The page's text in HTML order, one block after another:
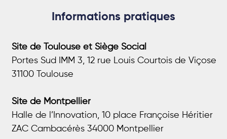
Informations pratiques
Site de Toulouse et Siège Social
Portes Sud IMM 3, 12 rue Louis Courtois de Viçose
31100 Toulouse
Site de Montpellier
Halle de l’Innovation, 10 place Françoise Héritier
ZAC Cambacérès 34000 Montpellier